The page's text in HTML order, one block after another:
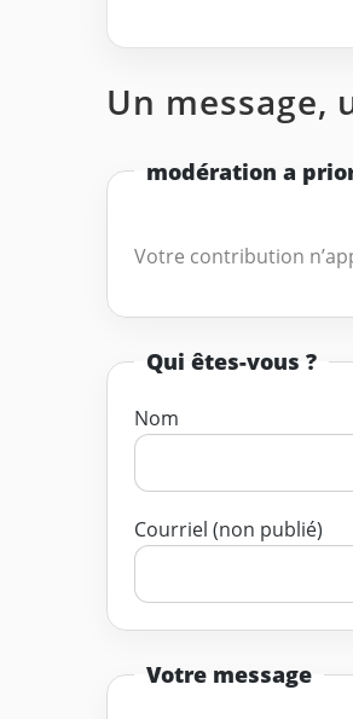
Un message,
modération a
Votre contribution
Qui êtes-vous ?
Nom
Courriel (non publié)
Votre message